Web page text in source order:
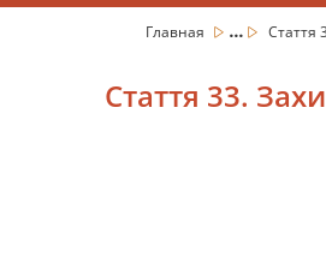
Главная ... Стаття
Стаття 33.